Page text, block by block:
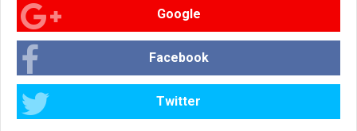
Google
Facebook
Twitter